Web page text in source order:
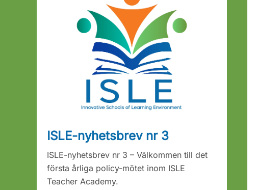
ISLE-nyhetsbrev nr 3
ISLE-nyhetsbrev nr 3 – Välkommen till det
första årliga policy-mötet inom ISLE
Teacher Academy.